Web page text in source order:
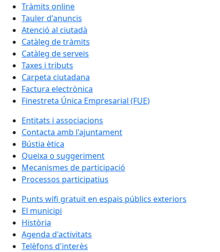
Tràmits online
Tauler d'anuncis
Atenció al ciutadà
Catàleg de tràmits
Catàleg de serveis
Taxes i tributs
Carpeta ciutadana
Factura electrònica
Finestreta Única Empresarial (FUE)
Entitats i associacions
Contacta amb l'ajuntament
Bústia ètica
Queixa o suggeriment
Mecanismes de participació
Processos participatius
Punts wifi gratuït en espais públics exteriors
El municipi
Història
Agenda d'activitats
Telèfons d'interès